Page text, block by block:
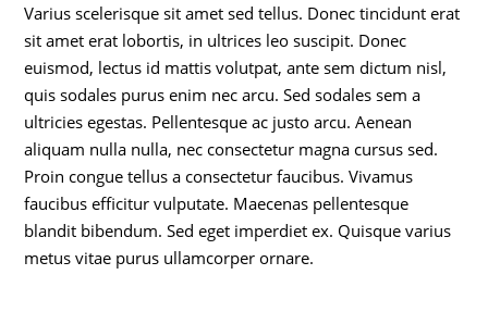
Varius scelerisque sit amet sed tellus. Donec tincidunt erat
sit amet erat lobortis, in ultrices leo suscipit. Donec
euismod, lectus id mattis volutpat, ante sem dictum nisl,
quis sodales purus enim nec arcu. Sed sodales sem a
ultricies egestas. Pellentesque ac justo arcu. Aenean
aliquam nulla nulla, nec consectetur magna cursus sed.
Proin congue tellus a consectetur faucibus. Vivamus
faucibus efficitur vulputate. Maecenas pellentesque
blandit bibendum. Sed eget imperdiet ex. Quisque varius
metus vitae purus ullamcorper ornare.